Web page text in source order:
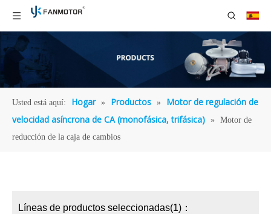
Usted está aquí: Hogar » Productos »
Motor de regulación de
velocidad asíncrona de CA (monofásica, trifásica) »
Motor de
reducción de la caja de cambios
Líneas de productos seleccionadas(1)：